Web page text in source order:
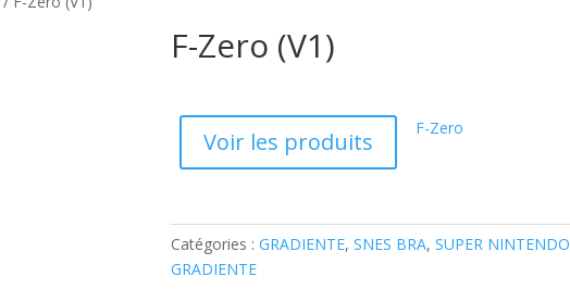
F-Zero (V1)
Voir les produits F-Zero
Catégories : GRADIENTE, SNES BRA, SUPER NINTENDO
GRADIENTE